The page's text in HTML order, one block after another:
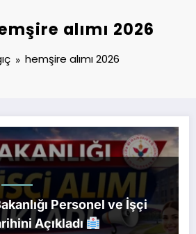
alımı 2026
hemşire alımı 2026
Personel ve İşçi
Açıkladı